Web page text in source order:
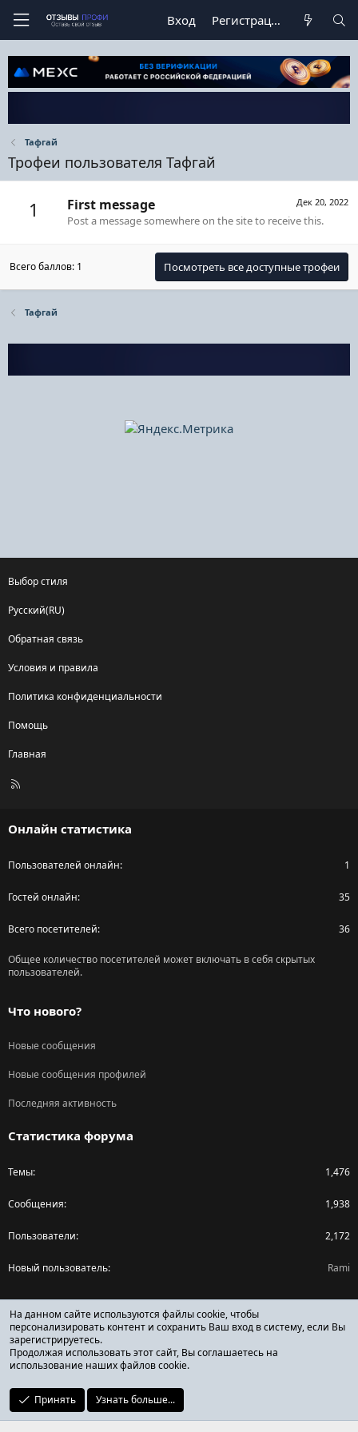
Вход Регистрация
Тафгай
Трофеи пользователя Тафгай
1 Дек 20, 2022
First message
Post a message somewhere on the site to receive this.
Всего баллов: 1 Посмотреть все доступные трофеи
Тафгай
Выбор стиля
Русский(RU)
Обратная связь
Условия и правила
Политика конфиденциальности
Помощь
Главная
R
Онлайн статистика
Пользователей онлайн 1
Гостей онлайн 35
Всего посетителей 36
Общее количество посетителей может включать в себя скрытых
пользователей.
Что нового?
Новые сообщения
Новые сообщения профилей
Последняя активность
Статистика форума
Темы 1,476
Сообщения 1,938
Пользователи 2,172
Новый пользователь Rami
Поделиться страницей
Facebook
X (Twitter)
Reddit
ОТЗЫВЫ ОНЛАЙН ФОРУМ
На данном сайте используются файлы cookie, чтобы
персонализировать контент и сохранить Ваш вход в систему, если Вы
зарегистрируетесь.
Продолжая использовать этот сайт, Вы соглашаетесь на
использование наших файлов cookie.
Принять Узнать больше...